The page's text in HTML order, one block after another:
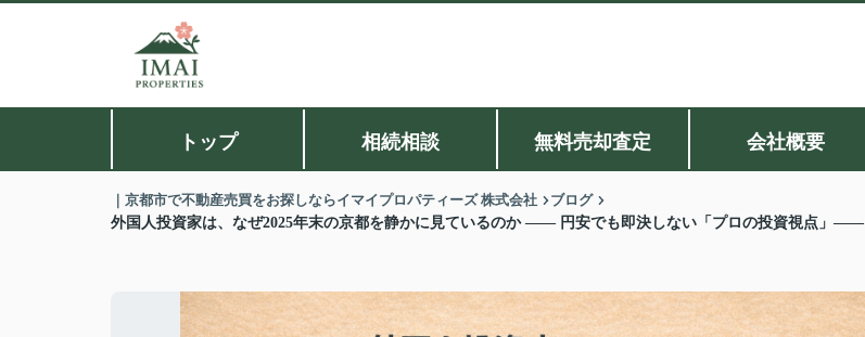
トップ 相続相談 無料売却査定 会社概要
｜京都市で不動産売買をお探しならイマイプロパティーズ 株式会社
ブログ
外国人投資家は、なぜ2025年末の京都を静かに見ているのか ―― 円安でも即決しない「プロの投資視点」――